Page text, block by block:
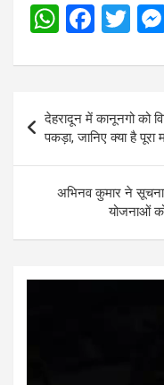
W
at
A
p
p
F
ce
o
o
k
T
tt
er
Post
navigation
देहरादून में कानूनगो को
पकड़ा, जानिए क्या है पूरा
अभिनव कुमार ने सूचना
योजनाओं